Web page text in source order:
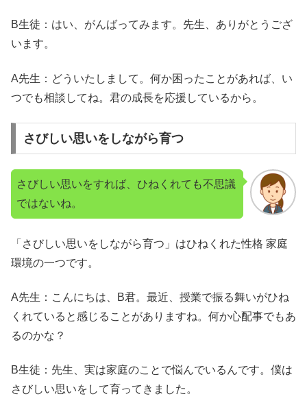
B生徒：はい、がんばってみます。先生、ありがとうござ
います。
A先生：どういたしまして。何か困ったことがあれば、い
つでも相談してね。君の成長を応援しているから。
さびしい思いをしながら育つ
さびしい思いをすれば、ひねくれても不思議
ではないね。
「さびしい思いをしながら育つ」はひねくれた性格 家庭
環境の一つです。
A先生：こんにちは、B君。最近、授業で振る舞いがひね
くれていると感じることがありますね。何か心配事でもあ
るのかな？
B生徒：先生、実は家庭のことで悩んでいるんです。僕は
さびしい思いをして育ってきました。